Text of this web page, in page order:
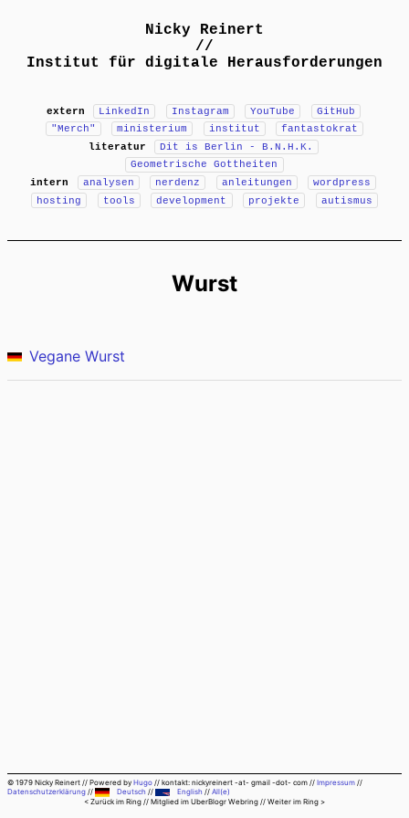
Nicky Reinert
//
Institut für digitale Herausforderungen
extern LinkedIn Instagram YouTube
GitHub
"Merch"
ministerium institut
fantastokrat
literatur
Dit is Berlin - B.N.H.K.
Geometrische Gottheiten
intern
analysen nerdenz anleitungen
wordpress
hosting
tools development projekte autismus
Wurst
Vegane Wurst
© 1979 Nicky Reinert // Powered by Hugo // kontakt: nickyreinert -at- gmail -dot- com // Impressum //
Datenschutzerklärung // Deutsch // English // All(e)
< Zurück im Ring // Mitglied im UberBlogr Webring // Weiter im Ring >